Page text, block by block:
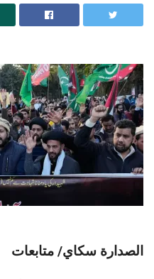
الصدارة سكاي/ متابعات